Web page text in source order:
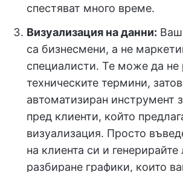
спестяват много време.
Визуализация на данни:
са бизнесмени, а не
специалисти. Те може да не
техническите термини,
автоматизиран инструмент
пред клиенти, който
визуализация. Просто
на клиента си и генерирайте
разбиране графики, които